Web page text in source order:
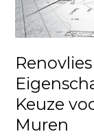
Keuze
Muren
Stijlvolle
Muren